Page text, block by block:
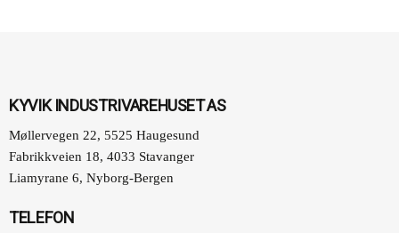
KYVIK INDUSTRIVAREHUSET AS
Møllervegen 22, 5525 Haugesund
Fabrikkveien 18, 4033 Stavanger
Liamyrane 6, Nyborg-Bergen
TELEFON